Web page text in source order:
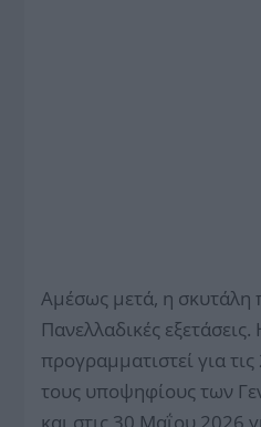
Αμέσως μετά, η σκυτάλη
Πανελλαδικές
προγραμματιστεί για
τους υποψηφίους των